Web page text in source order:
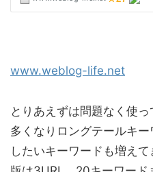
www.weblog-life.net
とりあえずは問題なく使
多くなりロングテールキ
したいキーワードも増え